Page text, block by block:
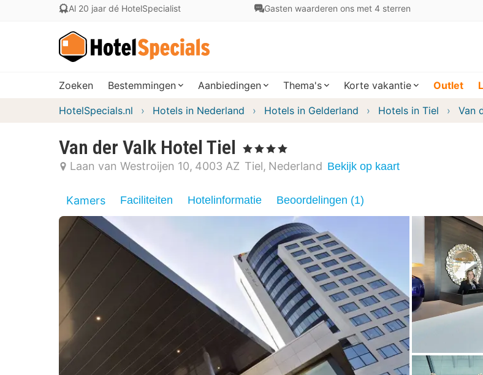
Al 20 jaar dé HotelSpecialist Gasten waarderen ons met 4 sterren
Zoeken Bestemmingen Aanbiedingen Thema's Korte vakantie Outlet
HotelSpecials.nl Hotels in Nederland Hotels in Gelderland Hotels in Tiel Van
Van der Valk Hotel Tiel , 4 Sterren
Laan van Westroijen 10 4003 AZ Tiel Nederland Bekijk op kaart
Kamers Faciliteiten Hotelinformatie Beoordelingen (1)